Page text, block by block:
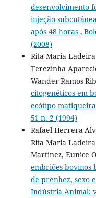
desenvolvimento
injeção
após 48 horas ,
(2008)
Rita Maria
Terezinha
Wander Ramos
citogenéticos em
ecótipo matiqueira
51 n. 2 (1994)
Rafael Herrera
Rita Maria
Martinez, Eunice
embriões bovinos
de prenhez, sexo
Indústria Animal: